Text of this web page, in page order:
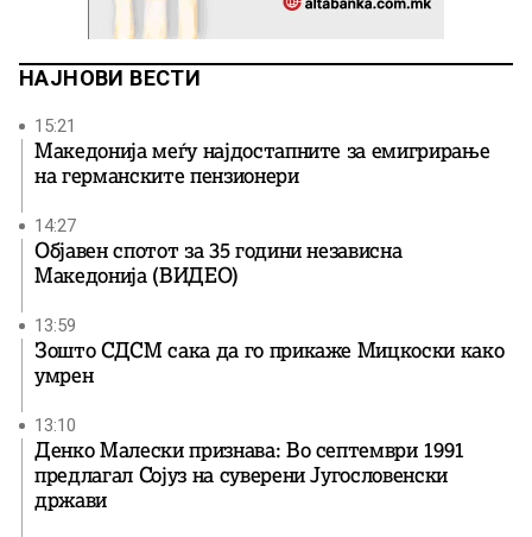
НАЈНОВИ ВЕСТИ
15:21
Македонија меѓу најдостапните за емигрирање
на германските пензионери
14:27
Објавен спотот за 35 години независна
Македонија (ВИДЕО)
13:59
Зошто СДСМ сака да го прикаже Мицкоски како
умрен
13:10
Денко Малески признава: Во септември 1991
предлагал Сојуз на суверени Југословенски
држави